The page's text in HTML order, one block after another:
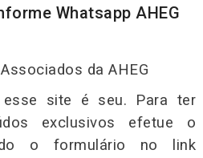
Whatsapp AHEG
da AHEG
esse site é seu. Para ter
exclusivos efetue o
o formulário no link